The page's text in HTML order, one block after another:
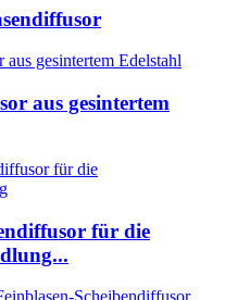
aus gesintertem
für die